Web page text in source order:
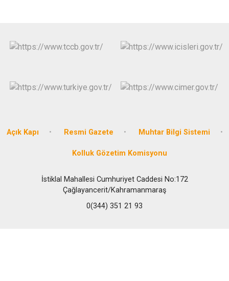
Açık Kapı Resmi Gazete Muhtar Bilgi Sistemi
Kolluk Gözetim Komisyonu
İstiklal Mahallesi Cumhuriyet Caddesi No:172
Çağlayancerit/Kahramanmaraş
0(344) 351 21 93